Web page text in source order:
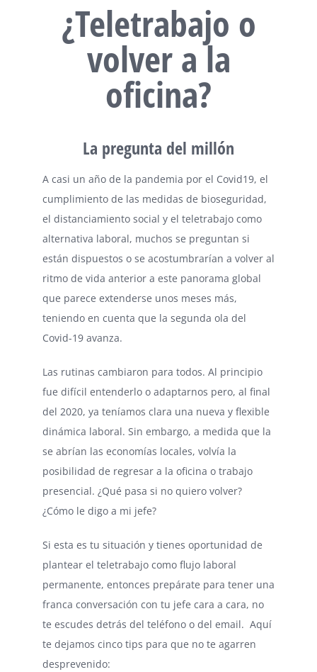
¿Teletrabajo o
volver a la
oficina?
La pregunta del millón
A casi un año de la pandemia por el Covid19, el
cumplimiento de las medidas de bioseguridad,
el distanciamiento social y el teletrabajo como
alternativa laboral, muchos se preguntan si
están dispuestos o se acostumbrarían a volver al
ritmo de vida anterior a este panorama global
que parece extenderse unos meses más,
teniendo en cuenta que la segunda ola del
Covid-19 avanza.
Las rutinas cambiaron para todos. Al principio
fue difícil entenderlo o adaptarnos pero, al final
del 2020, ya teníamos clara una nueva y flexible
dinámica laboral. Sin embargo, a medida que la
se abrían las economías locales, volvía la
posibilidad de regresar a la oficina o trabajo
presencial. ¿Qué pasa si no quiero volver?
¿Cómo le digo a mi jefe?
Si esta es tu situación y tienes oportunidad de
plantear el teletrabajo como flujo laboral
permanente, entonces prepárate para tener una
franca conversación con tu jefe cara a cara, no
te escudes detrás del teléfono o del email. Aquí
te dejamos cinco tips para que no te agarren
desprevenido: